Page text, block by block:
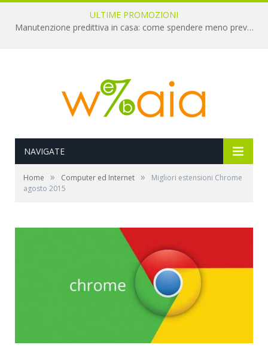
ULTIME PROMOZIONI
Manutenzione predittiva in casa: come spendere meno prevenendo i guasti
NAVIGATE
Home » Computer ed Internet »
Migliori estensioni Chrome
agosto 2015